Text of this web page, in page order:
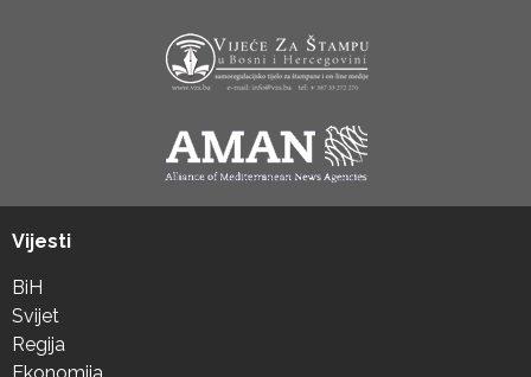
Vijesti
BiH
Svijet
Regija